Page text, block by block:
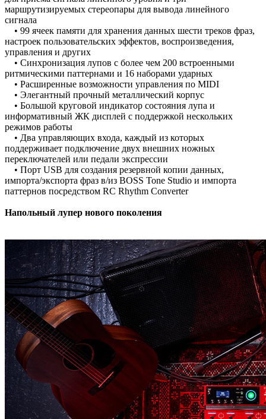
маршрутизируемых стереопары для вывода линейного
сигнала
• 99 ячеек памяти для хранения данных шести треков фраз,
настроек пользовательских эффектов, воспроизведения,
управления и других
• Синхронизация лупов с более чем 200 встроенными
ритмическими паттернами и 16 наборами ударных
• Расширенные возможности управления по MIDI
• Элегантный прочный металлический корпус
• Большой круговой индикатор состояния лупа и
информативный ЖК дисплей с поддержкой нескольких
режимов работы
• Два управляющих входа, каждый из которых
поддерживает подключение двух внешних ножных
переключателей или педали экспрессии
• Порт USB для создания резервной копии данных,
импорта/экспорта фраз в/из BOSS Tone Studio и импорта
паттернов посредством RC Rhythm Converter
Напольный лупер нового поколения